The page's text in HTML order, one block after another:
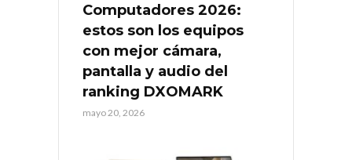
Computadores 2026:
estos son los equipos
con mejor cámara,
pantalla y audio del
ranking DXOMARK
mayo 20, 2026